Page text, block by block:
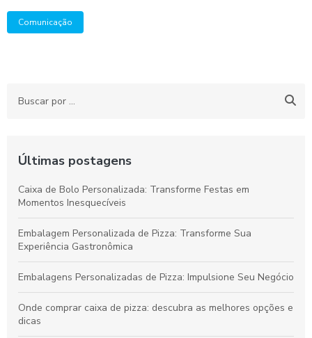
Comunicação
Últimas postagens
Caixa de Bolo Personalizada: Transforme Festas em
Momentos Inesquecíveis
Embalagem Personalizada de Pizza: Transforme Sua
Experiência Gastronômica
Embalagens Personalizadas de Pizza: Impulsione Seu Negócio
Onde comprar caixa de pizza: descubra as melhores opções e
dicas